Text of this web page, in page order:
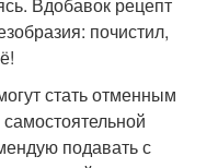
Вдобавок рецепт
почистил,
стать отменным
подавать с